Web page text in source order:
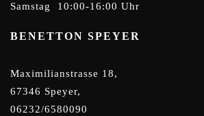
Samstag 10:00-16:00 Uhr
BENETTON SPEYER
Maximilianstrasse 18,
67346 Speyer,
06232/6580090